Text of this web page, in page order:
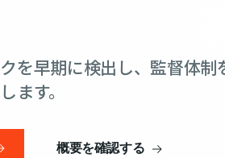
を早期に検出し、監督体制
ます。
概要を確認する